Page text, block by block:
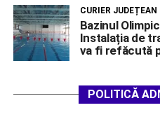
CURIER JUDEȚEAN
Bazinul
Instalația de
va fi refăcută
POLITICĂ